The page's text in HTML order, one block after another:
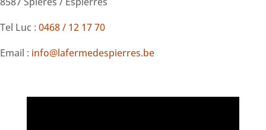
Tel Luc : 0468 / 12 17 70
Email : info@lafermedespierres.be